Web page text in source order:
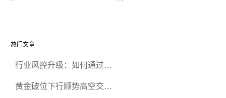
热门文章
行业风控升级：如何通过正
规黄金开户交易平台？
黄金破位下行顺势高空交易